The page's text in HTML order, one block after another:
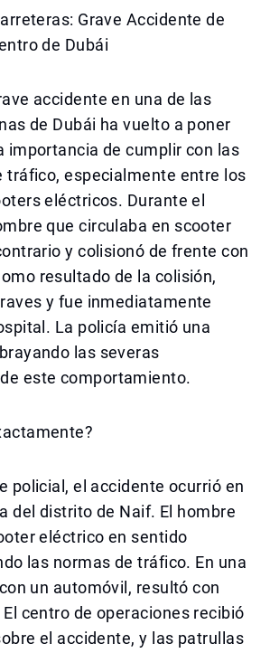
Grave Accidente de
de Dubái
accidente en una de las
de Dubái ha vuelto a poner
importancia de cumplir con las
tráfico, especialmente entre los
eléctricos. Durante el
que circulaba en scooter
y colisionó de frente con
resultado de la colisión,
y fue inmediatamente
La policía emitió una
las severas
este comportamiento.
policial, el accidente ocurrió en
del distrito de Naif. El hombre
eléctrico en sentido
las normas de tráfico. En una
un automóvil, resultó con
centro de operaciones recibió
el accidente, y las patrullas